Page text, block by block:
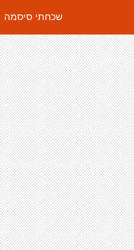
שכחתי סיסמה